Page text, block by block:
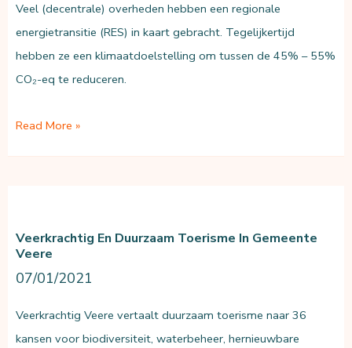
Veel (decentrale) overheden hebben een regionale
energietransitie (RES) in kaart gebracht. Tegelijkertijd
hebben ze een klimaatdoelstelling om tussen de 45% – 55%
CO₂-eq te reduceren.
Strategische
Drawdown
Read More »
Veerkrachtig En Duurzaam Toerisme In Gemeente
Veere
07/01/2021
Veerkrachtig Veere vertaalt duurzaam toerisme naar 36
kansen voor biodiversiteit, waterbeheer, hernieuwbare